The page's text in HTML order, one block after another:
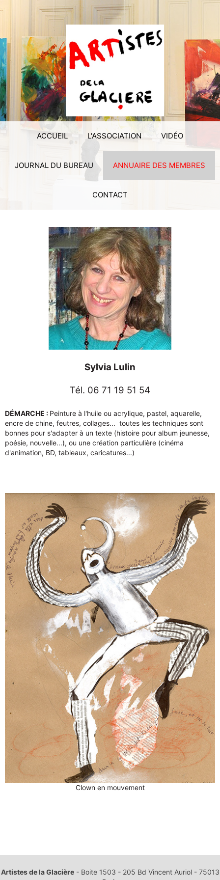
ACCUEIL L'ASSOCIATION VIDÉO
JOURNAL DU BUREAU ANNUAIRE DES MEMBRES
CONTACT
Sylvia Lulin
Tél. 06 71 19 51 54
DÉMARCHE : Peinture à l'huile ou acrylique, pastel, aquarelle,
encre de chine, feutres, collages... toutes les techniques sont
bonnes pour s'adapter à un texte (histoire pour album jeunesse,
poésie, nouvelle...), ou une création particulière (cinéma
d'animation, BD, tableaux, caricatures...)
Clown en mouvement
Artistes de la Glacière- Boite 1503 - 205 Bd Vincent Auriol - 75013